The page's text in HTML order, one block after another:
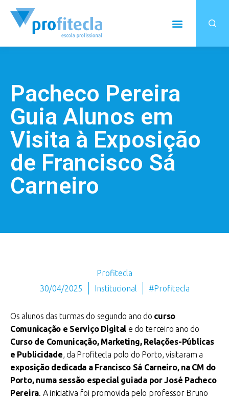
Pacheco Pereira
Guia Alunos em
Visita à Exposição
de Francisco Sá
Carneiro
Profitecla
30/04/2025
Institucional #Profitecla
Os alunos das turmas do segundo ano do curso
Comunicação e Serviço Digital e do terceiro ano do
Curso de Comunicação, Marketing, Relações-Públicas
e Publicidade, da Profitecla polo do Porto, visitaram a
exposição dedicada a Francisco Sá Carneiro, na CM do
Porto, numa sessão especial guiada por José Pacheco
Pereira. A iniciativa foi promovida pelo professor Bruno